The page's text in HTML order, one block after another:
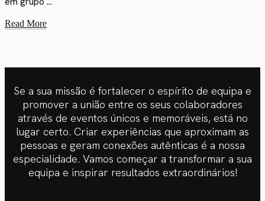
Read More
Se a sua missão é fortalecer o espírito de equipa e
promover a união entre os seus colaboradores
através de eventos únicos e memoráveis, está no
lugar certo. Criar experiências que aproximam as
pessoas e geram conexões autênticas é a nossa
especialidade. Vamos começar a transformar a sua
equipa e inspirar resultados extraordinários!